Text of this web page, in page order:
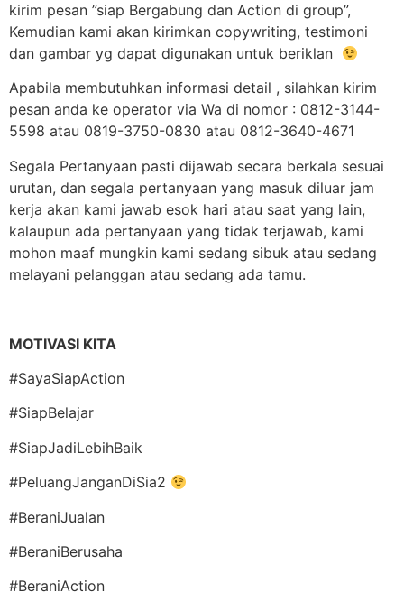
kirim pesan ”siap Bergabung dan Action di group”,
Kemudian kami akan kirimkan copywriting, testimoni
dan gambar yg dapat digunakan untuk beriklan
Apabila membutuhkan informasi detail , silahkan kirim
pesan anda ke operator via Wa di nomor : 0812-3144-
5598 atau 0819-3750-0830 atau 0812-3640-4671
Segala Pertanyaan pasti dijawab secara berkala sesuai
urutan, dan segala pertanyaan yang masuk diluar jam
kerja akan kami jawab esok hari atau saat yang lain,
kalaupun ada pertanyaan yang tidak terjawab, kami
mohon maaf mungkin kami sedang sibuk atau sedang
melayani pelanggan atau sedang ada tamu.
MOTIVASI KITA
#SayaSiapAction
#SiapBelajar
#SiapJadiLebihBaik
#PeluangJanganDiSia2
#BeraniJualan
#BeraniBerusaha
#BeraniAction